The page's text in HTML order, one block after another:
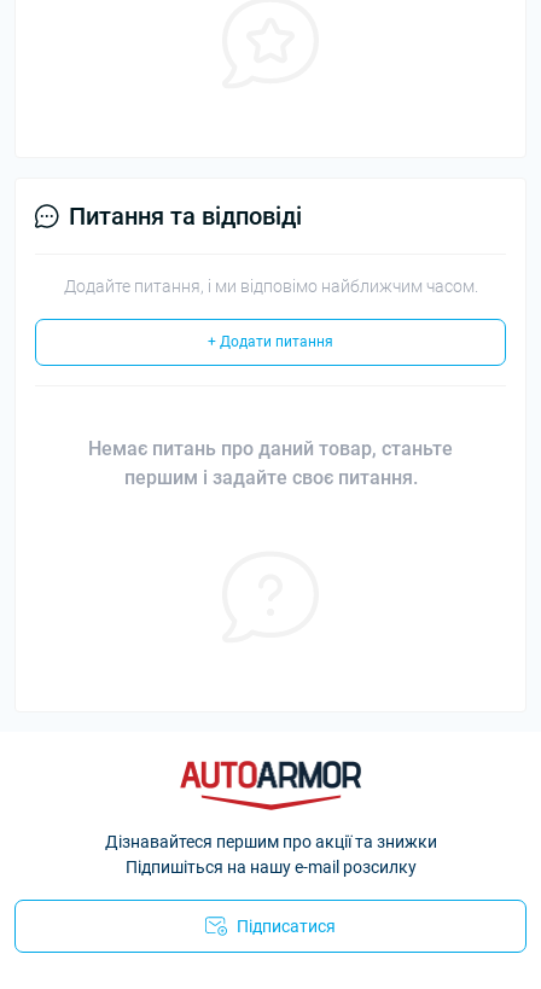
Питання та відповіді
Додайте питання, і ми відповімо найближчим часом.
+ Додати питання
Немає питань про даний товар, станьте
першим і задайте своє питання.
Дізнавайтеся першим про акції та знижки
Підпишіться на нашу e-mail розсилку
Підписатися